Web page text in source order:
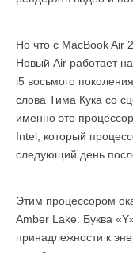
Но что с MacBook Air
Новый Air работает
i5 восьмого
слова Тима Кука со
именно это
Intel, который
следующий день
Этим процессором
Amber Lake. Буква
принадлежности к